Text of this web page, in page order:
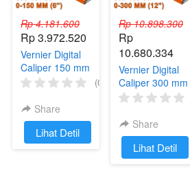
Rp 4.181.600
Rp 3.972.520
Vernier Digital
Caliper 150 mm
MITUTOYO
0.01 Sigmat 6
Inch Jangka
Sorong 0-
150mm
(0)
Share
`Lihat Detil
Rp 10.898.300
Rp
10.680.334
Vernier Digital
Caliper 300 mm
MITUTOYO
0.01 Sigmat 12
Inch Jangka
Sorong 0-
300mm
Share
`Lihat Detil